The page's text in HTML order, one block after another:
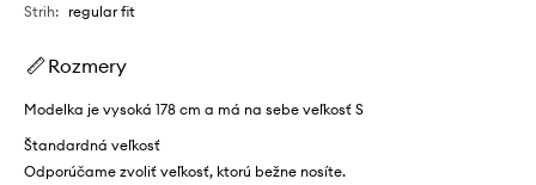
Strih: regular fit
Rozmery
Modelka je vysoká 178 cm a má na sebe veľkosť S
Štandardná veľkosť
Odporúčame zvoliť veľkosť, ktorú bežne nosíte.